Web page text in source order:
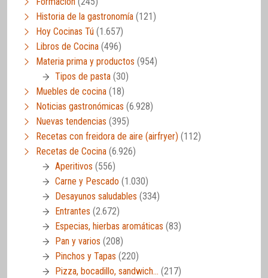
Historia de la gastronomía (121)
Hoy Cocinas Tú (1.657)
Libros de Cocina (496)
Materia prima y productos (954)
Tipos de pasta (30)
Muebles de cocina (18)
Noticias gastronómicas (6.928)
Nuevas tendencias (395)
Recetas con freidora de aire (airfryer) (112)
Recetas de Cocina (6.926)
Aperitivos (556)
Carne y Pescado (1.030)
Desayunos saludables (334)
Entrantes (2.672)
Especias, hierbas aromáticas (83)
Pan y varios (208)
Pinchos y Tapas (220)
Pizza, bocadillo, sandwich… (217)